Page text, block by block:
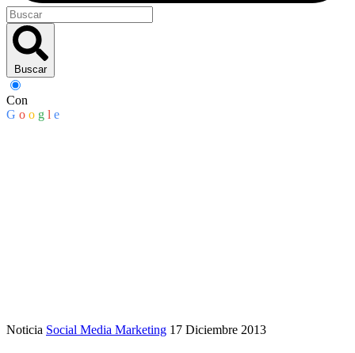
Buscar
Con
G o o g l e
Noticia Social Media Marketing 17 Diciembre 2013